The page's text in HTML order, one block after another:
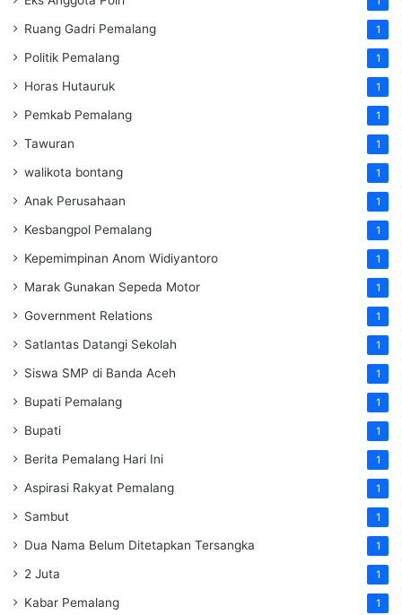
Ruang Gadri Pemalang 1
Politik Pemalang 1
Horas Hutauruk 1
Pemkab Pemalang 1
Tawuran 1
walikota bontang 1
Anak Perusahaan 1
Kesbangpol Pemalang 1
Kepemimpinan Anom Widiyantoro 1
Marak Gunakan Sepeda Motor 1
Government Relations 1
Satlantas Datangi Sekolah 1
Siswa SMP di Banda Aceh 1
Bupati Pemalang 1
Bupati 1
Berita Pemalang Hari Ini 1
Aspirasi Rakyat Pemalang 1
Sambut 1
Dua Nama Belum Ditetapkan Tersangka 1
2 Juta 1
Kabar Pemalang 1